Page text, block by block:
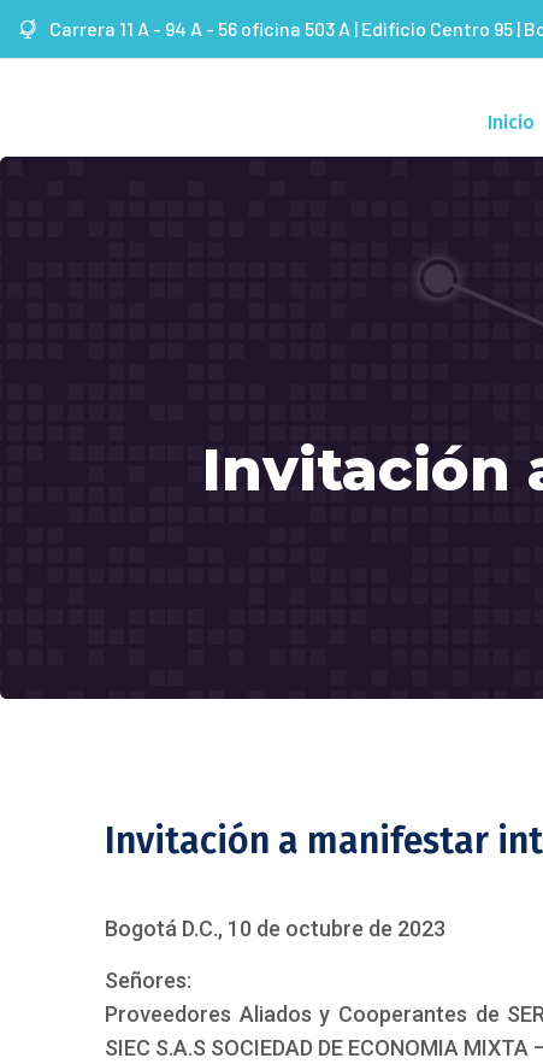
Carrera 11 A - 94 A - 56 oficina 503 A | Edificio Centro 95 |
Inicio
Invitación
Invitación a manifestar
Bogotá D.C., 10 de octubre de 2023
Señores:
Proveedores Aliados y Cooperantes de
SIEC S.A.S SOCIEDAD DE ECONOMIA MIXTA